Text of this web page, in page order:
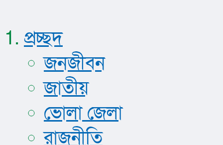
প্রচ্ছদ
জনজীবন
জাতীয়
ভোলা জেলা
রাজনীতি